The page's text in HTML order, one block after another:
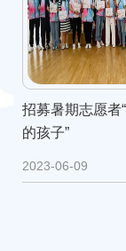
招募暑期志愿者
的孩子”
2023-06-09